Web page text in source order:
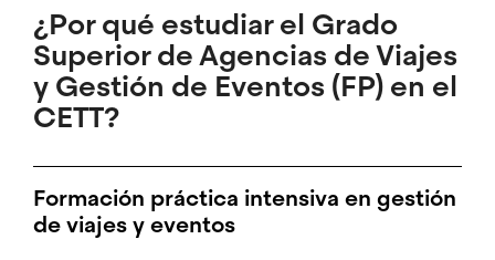
¿Por qué estudiar el Grado
Superior de Agencias de Viajes
y Gestión de Eventos (FP) en el
CETT?
Formación práctica intensiva en gestión
de viajes y eventos